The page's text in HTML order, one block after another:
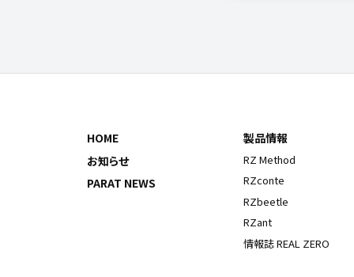
HOME
お知らせ
PARAT NEWS
製品情報
RZ Method
RZconte
RZbeetle
RZant
情報誌 REAL ZERO